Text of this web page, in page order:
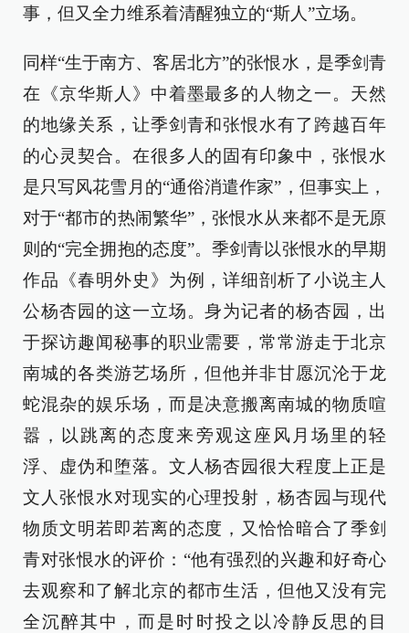
事，但又全力维系着清醒独立的“斯人”立场。
同样“生于南方、客居北方”的张恨水，是季剑青
在《京华斯人》中着墨最多的人物之一。天然
的地缘关系，让季剑青和张恨水有了跨越百年
的心灵契合。在很多人的固有印象中，张恨水
是只写风花雪月的“通俗消遣作家”，但事实上，
对于“都市的热闹繁华”，张恨水从来都不是无原
则的“完全拥抱的态度”。季剑青以张恨水的早期
作品《春明外史》为例，详细剖析了小说主人
公杨杏园的这一立场。身为记者的杨杏园，出
于探访趣闻秘事的职业需要，常常游走于北京
南城的各类游艺场所，但他并非甘愿沉沦于龙
蛇混杂的娱乐场，而是决意搬离南城的物质喧
嚣，以跳离的态度来旁观这座风月场里的轻
浮、虚伪和堕落。文人杨杏园很大程度上正是
文人张恨水对现实的心理投射，杨杏园与现代
物质文明若即若离的态度，又恰恰暗合了季剑
青对张恨水的评价：“他有强烈的兴趣和好奇心
去观察和了解北京的都市生活，但他又没有完
全沉醉其中，而是时时投之以冷静反思的目